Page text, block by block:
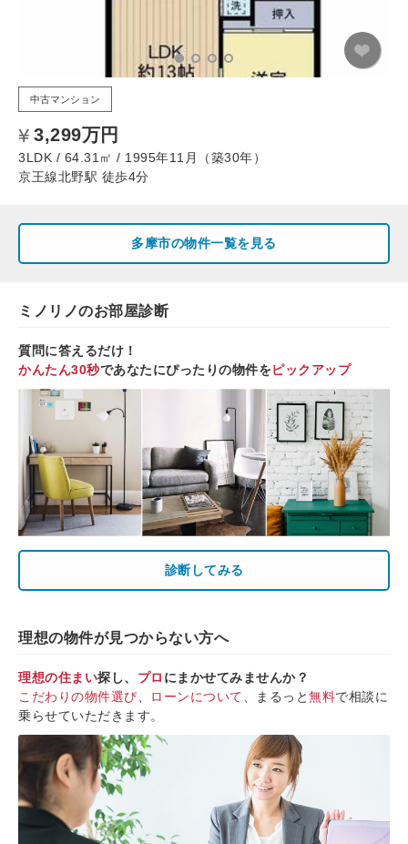
中古マンション
3,299万円
3LDK / 64.31㎡ / 1995年11月（築30年）
京王線北野駅 徒歩4分
多摩市の物件一覧を見る
ミノリノのお部屋診断
質問に答えるだけ！
かんたん30秒であなたにぴったりの物件をピックアップ
診断してみる
理想の物件が見つからない方へ
理想の住まい探し、 プロ にまかせてみませんか？
こだわりの物件選び
ローンについて 、まるっと無料で相談に
乗らせていただきます。